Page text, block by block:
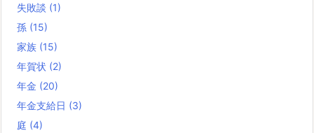
失敗談 (1)
孫 (15)
家族 (15)
年賀状 (2)
年金 (20)
年金支給日 (3)
庭 (4)